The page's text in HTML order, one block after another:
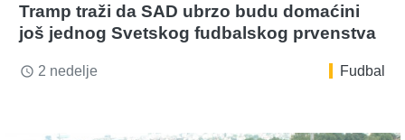
Tramp traži da SAD ubrzo budu domaćini
još jednog Svetskog fudbalskog prvenstva
access_time 2 nedelje Fudbal